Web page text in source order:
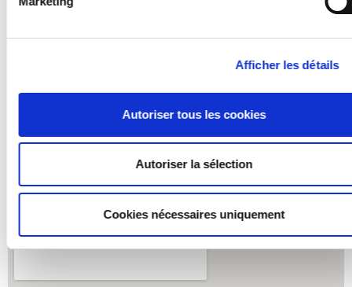
Afficher les détails
Autoriser tous les cookies
Autoriser la sélection
Cookies nécessaires uniquement
7+2= ?
Cette question protège du spam
apporter une réponse
J'ENVOIE LE MESSAGE